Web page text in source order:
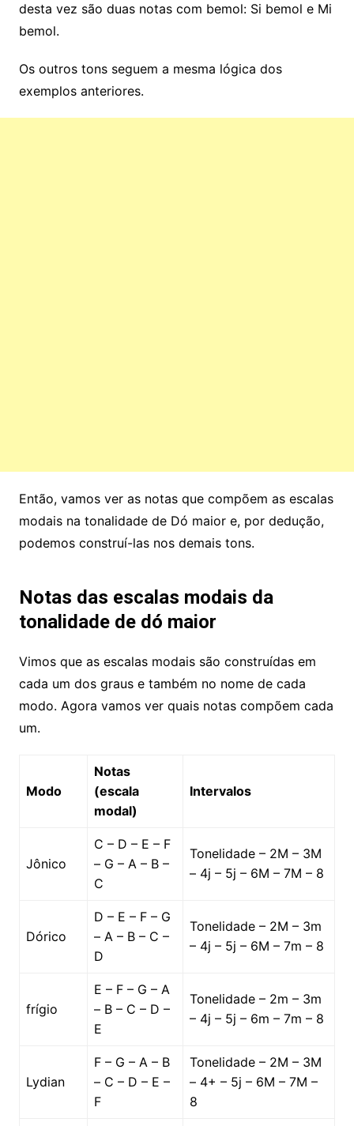
desta vez são duas notas com bemol: Si bemol e Mi
bemol.
Os outros tons seguem a mesma lógica dos
exemplos anteriores.
Então, vamos ver as notas que compõem as escalas
modais na tonalidade de Dó maior e, por dedução,
podemos construí-las nos demais tons.
Notas das escalas modais da
tonalidade de dó maior
Vimos que as escalas modais são construídas em
cada um dos graus e também no nome de cada
modo. Agora vamos ver quais notas compõem cada
um.
Modo
Notas
(escala
modal)
Intervalos
Jônico
C – D – E – F
– G – A – B –
C
Tonelidade – 2M – 3M
– 4j – 5j – 6M – 7M – 8
Dórico
D – E – F – G
– A – B – C –
D
Tonelidade – 2M – 3m
– 4j – 5j – 6M – 7m – 8
frígio
E – F – G – A
– B – C – D –
E
Tonelidade – 2m – 3m
– 4j – 5j – 6m – 7m – 8
Lydian
F – G – A – B
– C – D – E –
F
Tonelidade – 2M – 3M
– 4+ – 5j – 6M – 7M –
8